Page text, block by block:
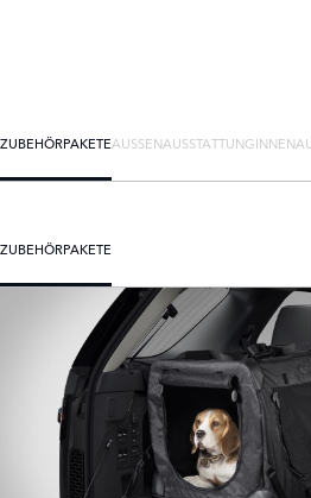
ZUBEHÖRPAKETEAUSSENAUSSTATTUNG
ZUBEHÖRPAKETE